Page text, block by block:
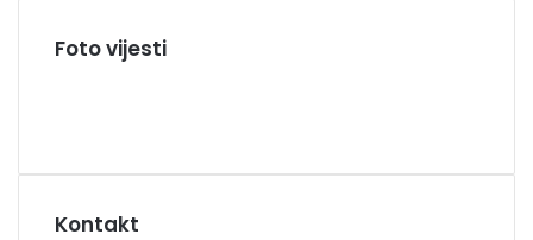
Foto vijesti
Kontakt